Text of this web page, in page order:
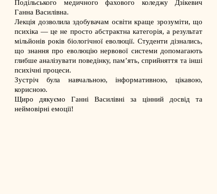
Подільського медичного фахового коледжу Дзікевич
Ганна Василівна.
Лекція дозволила здобувачам освіти краще зрозуміти, що
психіка — це не просто абстрактна категорія, а результат
мільйонів років біологічної еволюції. Студенти дізнались,
що знання про еволюцію нервової системи допомагають
глибше аналізувати поведінку, пам’ять, сприйняття та інші
психічні процеси.
Зустріч була навчальною, інформативною, цікавою,
корисною.
Щиро дякуємо Ганні Василівні за цінний досвід та
неймовірні емоції!